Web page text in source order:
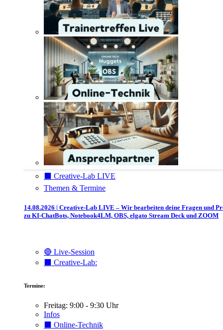
⬛️ Creative-Lab LIVE
Themen & Termine
14.08.2026 | Creative-Lab LIVE – Wir bearbeiten deine Fragen und
zu KI-ChatBots, Notebook4LM, OBS, elgato Stream Deck und ZOOM
🔴 Live-Session
⬛️ Creative-Lab:
Termine:
Freitag: 9:00 - 9:30 Uhr
Infos
⬛️ Online-Technik